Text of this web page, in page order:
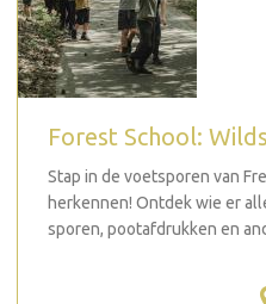
Forest School:
Stap in de voetsporen van
herkennen! Ontdek wie er
sporen, pootafdrukken en